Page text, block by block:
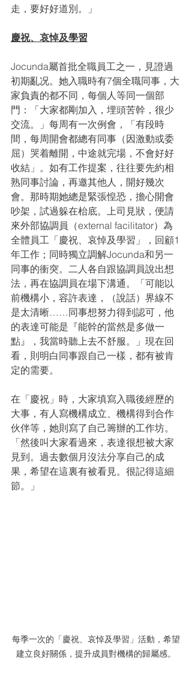
走，要好好道別。」
慶祝、哀悼及學習
Jocunda屬首批全職員工之一，見證過
初期亂况。她入職時有7個全職同事，大
家負責的都不同，每個人等同一個部
門：「大家都剛加入，埋頭苦幹，很少
交流。」每周有一次例會，「有段時
間，每周開會都總有同事（因激動或委
屈）哭着離開，中途就完場，不會好好
收結」。如有工作提案，往往要先約相
熟同事討論，再邀其他人，開好幾次
會。那時期她總是緊張惶恐，擔心開會
吵架，試過躲在枱底。上司見狀，便請
來外部協調員（external facilitator）為
全體員工「慶祝、哀悼及學習」，回顧1
年工作；同時獨立調解Jocunda和另一
同事的衝突。二人各自跟協調員說出想
法，再在協調員在場下溝通。「可能以
前機構小，容許表達，（說話）界線不
是太清晰……同事想努力得到認可，他
的表達可能是『能幹的當然是多做一
點』，我當時聽上去不舒服。」現在回
看，則明白同事跟自己一樣，都有被肯
定的需要。
在「慶祝」時，大家填寫入職後經歷的
大事，有人寫機構成立、機構得到合作
伙伴等，她則寫了自己籌辦的工作坊。
「然後叫大家看過來，表達很想被大家
見到。過去數個月沒法分享自己的成
果，希望在這裏有被看見。很記得這細
節。」
每季一次的「慶祝、哀悼及學習」活動，希望
建立良好關係，提升成員對機構的歸屬感。